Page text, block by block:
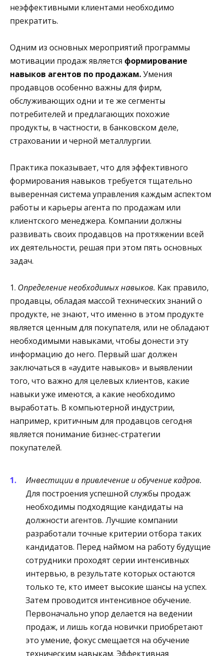
неэффективными клиентами необходимо
прекратить.
Одним из основных мероприятий программы
мотивации продаж является формирование
навыков агентов по продажам.Умения
продавцов особенно важны для фирм,
обслуживающих одни и те же сегменты
потребителей и предлагающих похожие
продукты, в частности, в банковском деле,
страховании и черной металлургии.
Практика показывает, что для эффективного
формирования навыков требуется тщательно
выверенная система управления каждым аспектом
работы и карьеры агента по продажам или
клиентского менеджера. Компании должны
развивать своих продавцов на протяжении всей
их деятельности, решая при этом пять основных
задач.
1. Определение необходимых навыков. Как правило,
продавцы, обладая массой технических знаний о
продукте, не знают, что именно в этом продукте
является ценным для покупателя, или не обладают
необходимыми навыками, чтобы донести эту
информацию до него. Первый шаг должен
заключаться в «аудите навыков» и выявлении
того, что важно для целевых клиентов, какие
навыки уже имеются, а какие необходимо
выработать. В компьютерной индустрии,
например, критичным для продавцов сегодня
является понимание бизнес-стратегии
покупателей.
Инвестиции в привлечение и обучение кадров.
Для построения успешной службы продаж
необходимы подходящие кандидаты на
должности агентов. Лучшие компании
разработали точные критерии отбора таких
кандидатов. Перед наймом на работу будущие
сотрудники проходят серии интенсивных
интервью, в результате которых остаются
только те, кто имеет высокие шансы на успех.
Затем проводится интенсивное обучение.
Первоначально упор делается на ведении
продаж, и лишь когда новички приобретают
это умение, фокус смещается на обучение
техническим навыкам. Эффективная